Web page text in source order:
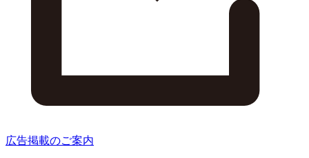
広告掲載のご案内